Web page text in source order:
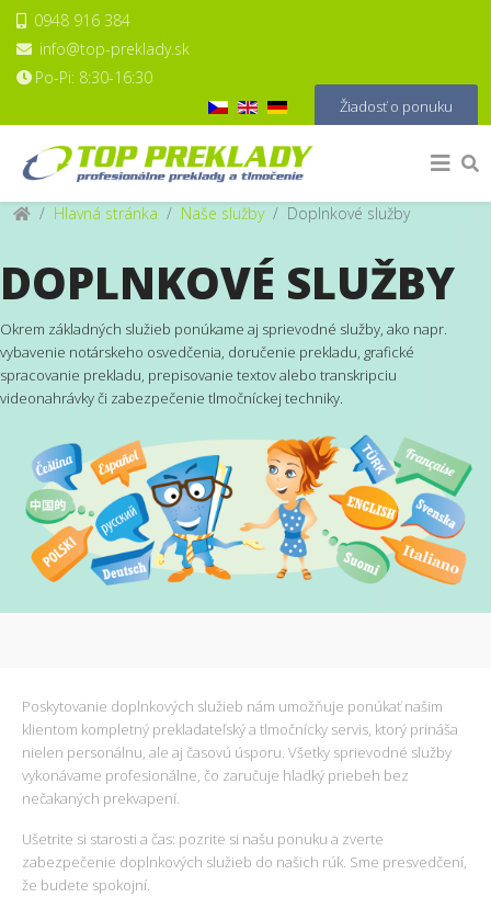
0948 916 384
info@top-preklady.sk
Po-Pi: 8:30-16:30
Vyberte váš jazyk Žiadosť o ponuku
Hlavná stránka Naše služby Doplnkové služby
DOPLNKOVÉ SLUŽBY
Okrem základných služieb ponúkame aj sprievodné služby, ako napr.
vybavenie notárskeho osvedčenia, doručenie prekladu, grafické
spracovanie prekladu, prepisovanie textov alebo transkripciu
videonahrávky či zabezpečenie tlmočníckej techniky.
Poskytovanie doplnkových služieb nám umožňuje ponúkať našim
klientom kompletný prekladateľský a tlmočnícky servis, ktorý prináša
nielen personálnu, ale aj časovú úsporu. Všetky sprievodné služby
vykonávame profesionálne, čo zaručuje hladký priebeh bez
nečakaných prekvapení.
Ušetrite si starosti a čas: pozrite si našu ponuku a zverte
zabezpečenie doplnkových služieb do našich rúk. Sme presvedčení,
že budete spokojní.